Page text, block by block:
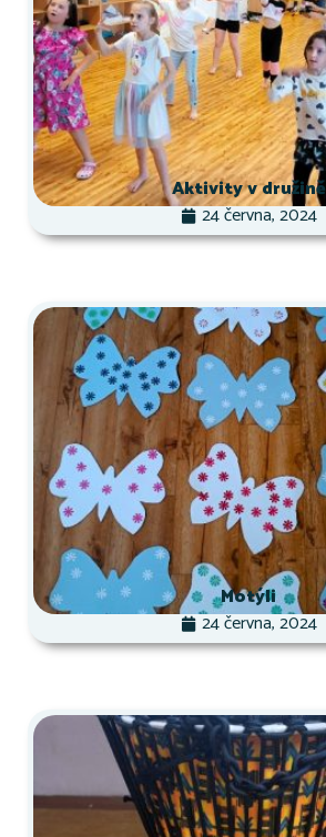
Aktivity v družině
24 června, 2024
Motýli
24 června, 2024